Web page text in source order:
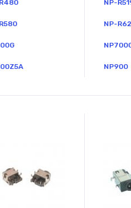
NP-
NP-
NP900